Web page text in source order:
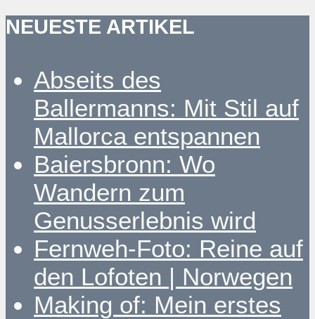
NEUESTE ARTIKEL
Abseits des
Ballermanns: Mit Stil auf
Mallorca entspannen
Baiersbronn: Wo
Wandern zum
Genusserlebnis wird
Fernweh-Foto: Reine auf
den Lofoten | Norwegen
Making of: Mein erstes